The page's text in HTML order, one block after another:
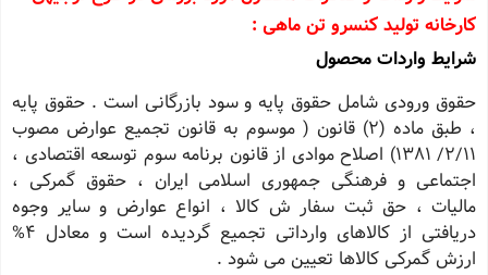
کارخانه تولید کنسرو تن ماهی :
شرایط واردات محصول
حقوق ورودی شامل حقوق پایه و سود بازرگانی است . حقوق پایه
، طبق ماده (2) قانون ( موسوم به قانون تجمیع عوارض مصوب
2/11/ 1381) اصلاح موادی از قانون برنامه سوم توسعه اقتصادی ،
اجتماعی و فرهنگی جمهوری اسلامی ایران ، حقوق گمرکی ،
مالیات ، حق ثبت سفار ش کالا ، انواع عوارض و سایر وجوه
دریافتی از کالاهای وارداتی تجمیع گردیده است و معادل 4%
ارزش گمرکی کالاها تعیین می شود .